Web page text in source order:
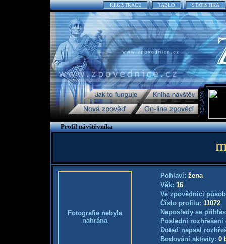
REGISTRACE TABLO STATISTIKA
Profil návštěvníka
Fotografie nebyla
nahrána
Pohlaví: žena
Věk: 16
Ve zpovědnici
Číslo profilu: 11072
Naposledy se
Poslední
Doteď napsal
Bodování aktivity: 0